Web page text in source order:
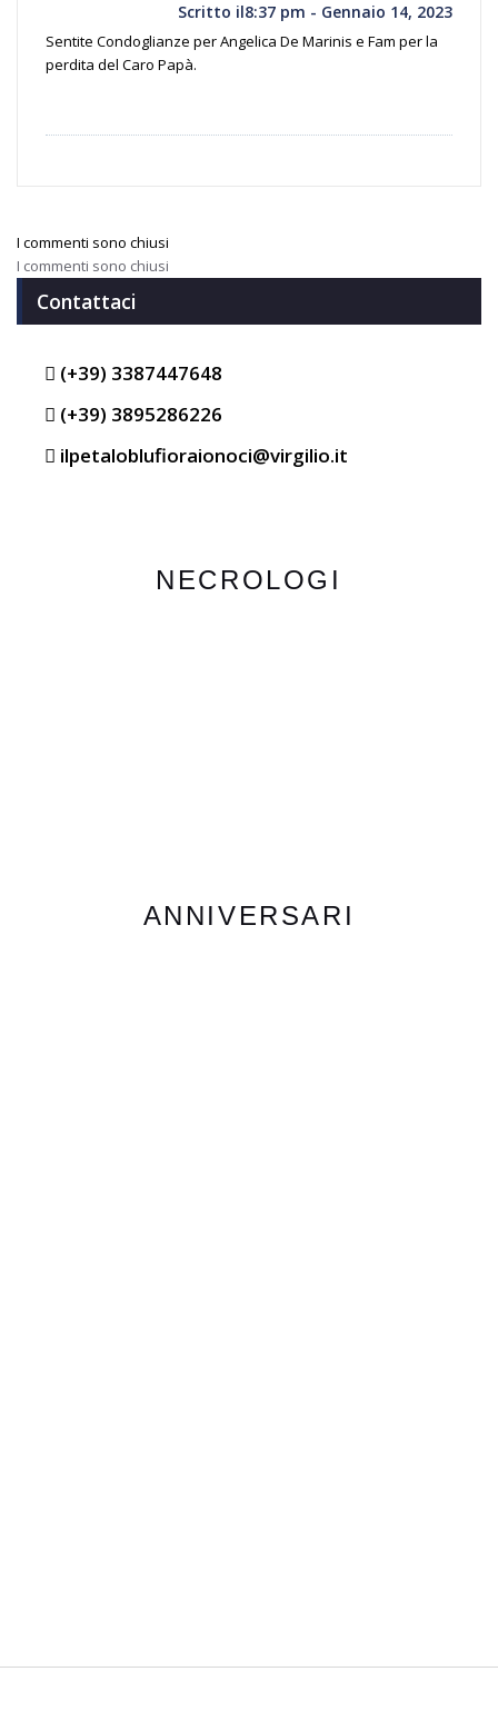
Scritto il8:37 pm - Gennaio 14, 2023
Sentite Condoglianze per Angelica De Marinis e Fam per la
perdita del Caro Papà.
I commenti sono chiusi
I commenti sono chiusi
Contattaci
(+39) 3387447648
(+39) 3895286226
ilpetaloblufioraionoci@virgilio.it
NECROLOGI
ANNIVERSARI